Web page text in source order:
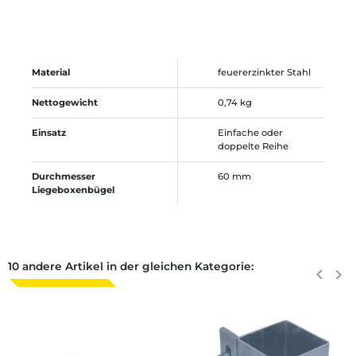
Material feuererzinkter Stahl
Nettogewicht 0,74 kg
Einsatz
Einfache oder
doppelte Reihe
Durchmesser
Liegeboxenbügel
60 mm
10 andere Artikel in der gleichen Kategorie: Zurück
keyboard_arrow_left keyboard_arrow_right